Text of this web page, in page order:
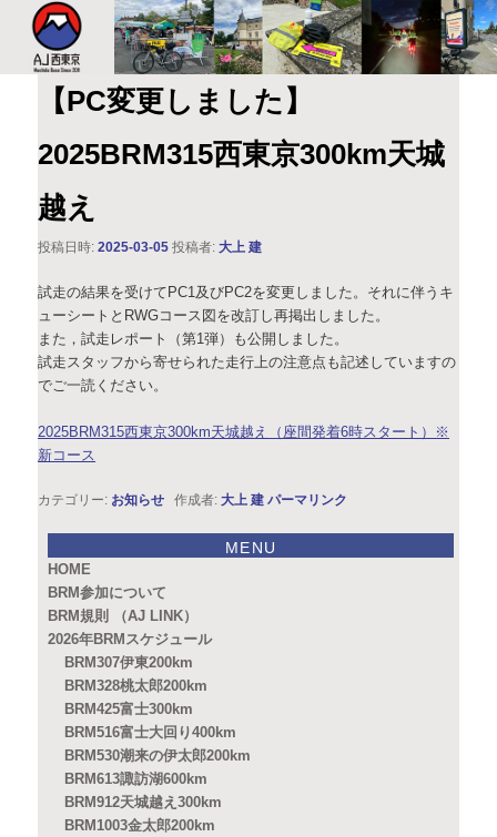
AJ西東京
このサイトは、オダックスジャパン西東京主催のブルベ情報を発信していま
す。XServer
【PC変更しました】
2025BRM315西東京300km天城
越え
投稿日時:2025-03-05 投稿者:大上 建
試走の結果を受けてPC1及びPC2を変更しました。それに伴うキ
ューシートとRWGコース図を改訂し再掲出しました。
また，試走レポート（第1弾）も公開しました。
試走スタッフから寄せられた走行上の注意点も記述していますの
でご一読ください。
2025BRM315西東京300km天城越え（座間発着6時スタート）※
新コース
カテゴリー: お知らせ 作成者:大上 建 パーマリンク
MENU
HOME
BRM参加について
BRM規則 （AJ LINK）
2026年BRMスケジュール
BRM307伊東200km
BRM328桃太郎200km
BRM425富士300km
BRM516富士大回り400km
BRM530潮来の伊太郎200km
BRM613諏訪湖600km
BRM912天城越え300km
BRM1003金太郎200km